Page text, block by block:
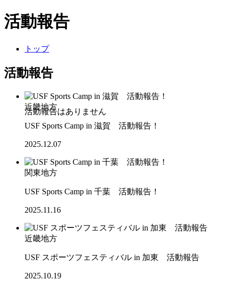
活動報告
トップ
活動報告
近畿地方
USF Sports Camp in 滋賀 活動報告！
2025.12.07
関東地方
USF Sports Camp in 千葉 活動報告！
2025.11.16
近畿地方
USF スポーツフェスティバル in 加東 活動報告
2025.10.19